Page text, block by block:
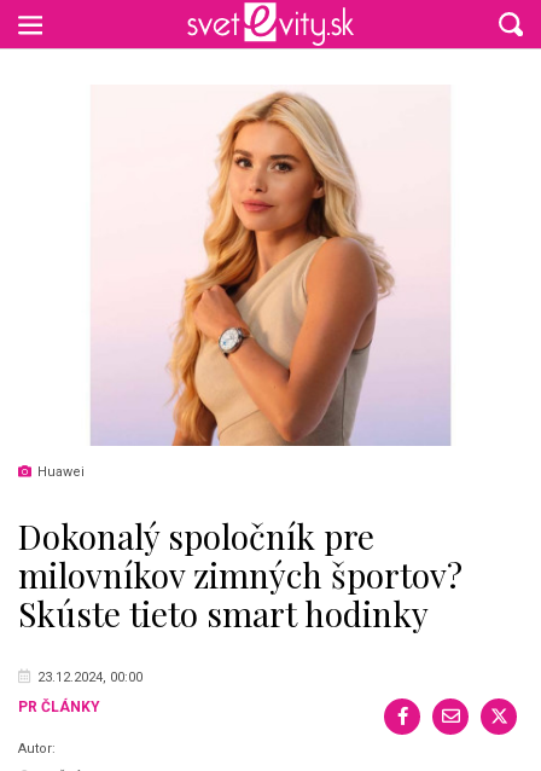
Huawei
Dokonalý spoločník pre
milovníkov zimných športov?
Skúste tieto smart hodinky
23.12.2024, 00:00
PR ČLÁNKY
Autor: